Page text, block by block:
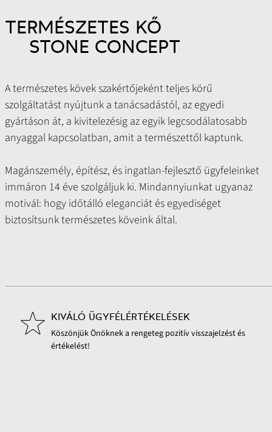
TERMÉSZETES KŐ
STONE CONCEPT
A természetes kövek szakértőjeként teljes körű
szolgáltatást nyújtunk a tanácsadástól, az egyedi
gyártáson át, a kivitelezésig az egyik legcsodálatosabb
anyaggal kapcsolatban, amit a természettől kaptunk.
Magánszemély, építész, és ingatlan-fejlesztő ügyfeleinket
immáron 14 éve szolgáljuk ki. Mindannyiunkat ugyanaz
motivál: hogy időtálló eleganciát és egyediséget
biztosítsunk természetes köveink által.
KIVÁLÓ ÜGYFÉLÉRTÉKELÉSEK
Köszönjük Önöknek a rengeteg pozitív visszajelzést és
értékelést!